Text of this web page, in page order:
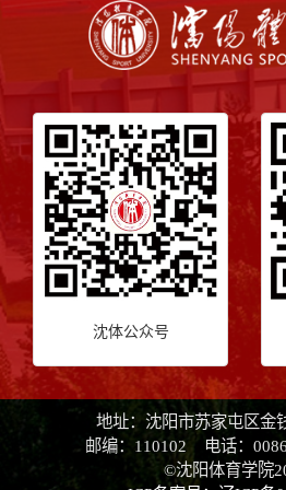
沈体公众号
地址：沈阳市苏家屯区
邮编：110102 电话：
©沈阳体育学